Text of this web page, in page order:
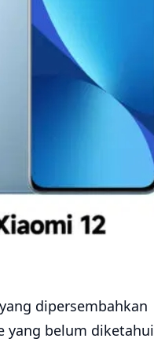
dipersembahkan
yang belum diketahui